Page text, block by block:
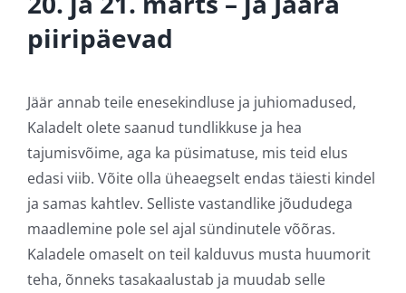
piiripäevad
Jäär annab teile enesekindluse ja juhiomadused,
Kaladelt olete saanud tundlikkuse ja hea
tajumisvõime, aga ka püsimatuse, mis teid elus
edasi viib. Võite olla üheaegselt endas täiesti kindel
ja samas kahtlev. Selliste vastandlike jõududega
maadlemine pole sel ajal sündinutele võõras.
Kaladele omaselt on teil kalduvus musta huumorit
teha, õnneks tasakaalustab ja muudab selle